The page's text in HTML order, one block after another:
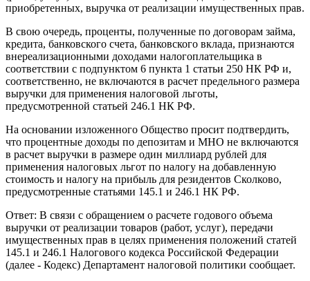
приобретенных, выручка от реализации имущественных прав.
В свою очередь, проценты, полученные по договорам займа,
кредита, банковского счета, банковского вклада, признаются
внереализационными доходами налогоплательщика в
соответствии с подпунктом 6 пункта 1 статьи 250 НК РФ и,
соответственно, не включаются в расчет предельного размера
выручки для применения налоговой льготы,
предусмотренной статьей 246.1 НК РФ.
На основании изложенного Общество просит подтвердить,
что процентные доходы по депозитам и МНО не включаются
в расчет выручки в размере один миллиард рублей для
применения налоговых льгот по налогу на добавленную
стоимость и налогу на прибыль для резидентов Сколково,
предусмотренные статьями 145.1 и 246.1 НК РФ.
Ответ: В связи с обращением о расчете годового объема
выручки от реализации товаров (работ, услуг), передачи
имущественных прав в целях применения положений статей
145.1 и 246.1 Налогового кодекса Российской Федерации
(далее - Кодекс) Департамент налоговой политики сообщает.